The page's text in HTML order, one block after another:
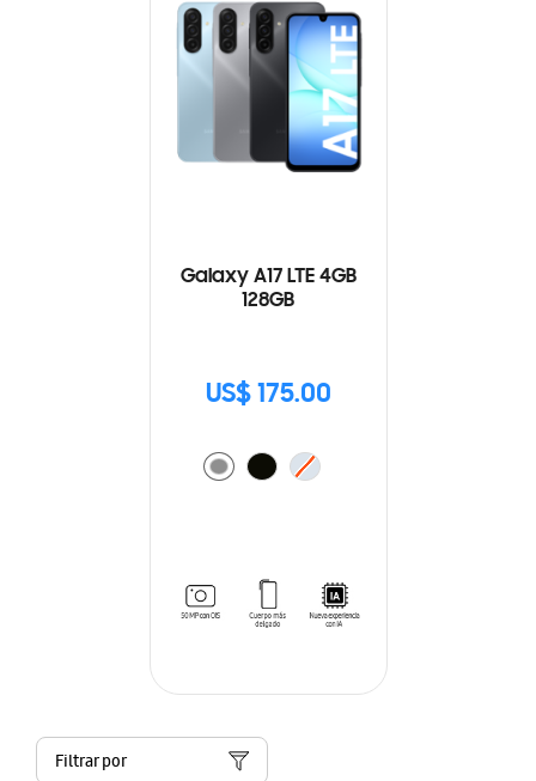
Galaxy A17 LTE 4GB
128GB
US$ 175.00
Filtrar por